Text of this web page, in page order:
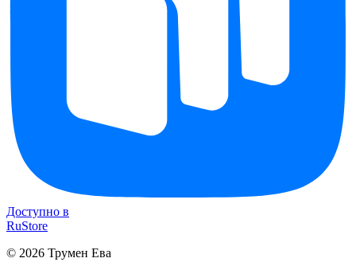
Доступно в
RuStore
© 2026 Трумен Ева